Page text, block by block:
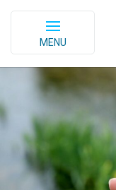
MENU